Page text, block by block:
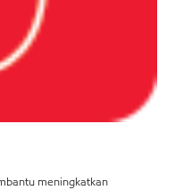
meningkatkan